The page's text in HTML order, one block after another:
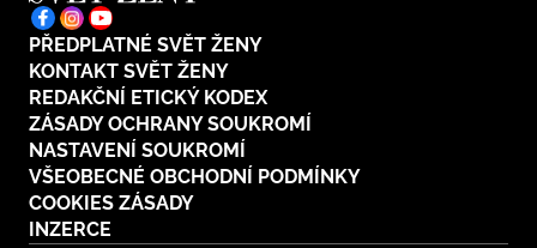
PŘEDPLATNÉ SVĚT ŽENY
KONTAKT SVĚT ŽENY
REDAKČNÍ ETICKÝ KODEX
ZÁSADY OCHRANY SOUKROMÍ
NASTAVENÍ SOUKROMÍ
VŠEOBECNÉ OBCHODNÍ PODMÍNKY
COOKIES ZÁSADY
INZERCE